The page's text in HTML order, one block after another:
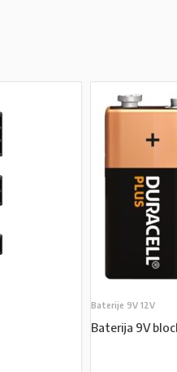
Baterije 9V 12V
Baterija 9V